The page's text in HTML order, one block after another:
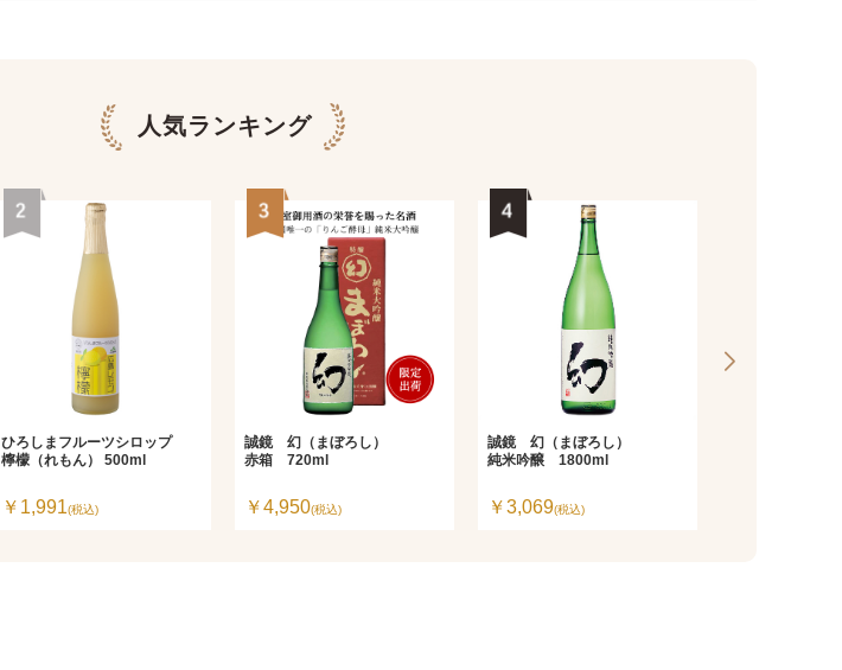
人気ランキング
ひろしまフルーツシロップ
檸檬（れもん） 500ml
￥1,991(税込)
誠鏡 幻（まぼろし）
赤箱 720ml
￥4,950(税込)
誠鏡 幻（まぼろし）
純米吟醸 1800ml
￥3,069(税込)